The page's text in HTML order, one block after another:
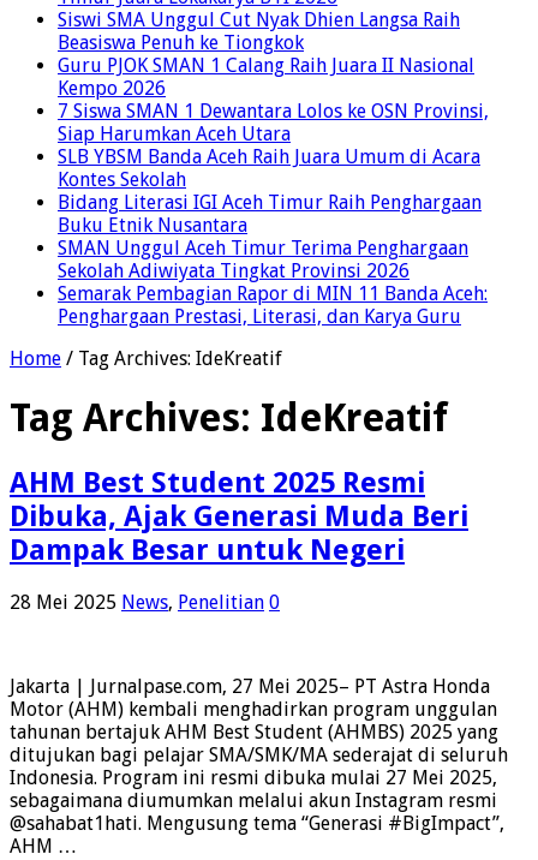
Siswi SMA Unggul Cut Nyak Dhien Langsa Raih
Beasiswa Penuh ke Tiongkok
Guru PJOK SMAN 1 Calang Raih Juara II Nasional
Kempo 2026
7 Siswa SMAN 1 Dewantara Lolos ke OSN Provinsi,
Siap Harumkan Aceh Utara
SLB YBSM Banda Aceh Raih Juara Umum di Acara
Kontes Sekolah
Bidang Literasi IGI Aceh Timur Raih Penghargaan
Buku Etnik Nusantara
SMAN Unggul Aceh Timur Terima Penghargaan
Sekolah Adiwiyata Tingkat Provinsi 2026
Semarak Pembagian Rapor di MIN 11 Banda Aceh:
Penghargaan Prestasi, Literasi, dan Karya Guru
Home / Tag Archives: IdeKreatif
Tag Archives: IdeKreatif
AHM Best Student 2025 Resmi
Dibuka, Ajak Generasi Muda Beri
Dampak Besar untuk Negeri
28 Mei 2025 News, Penelitian 0
Jakarta | Jurnalpase.com, 27 Mei 2025– PT Astra Honda
Motor (AHM) kembali menghadirkan program unggulan
tahunan bertajuk AHM Best Student (AHMBS) 2025 yang
ditujukan bagi pelajar SMA/SMK/MA sederajat di seluruh
Indonesia. Program ini resmi dibuka mulai 27 Mei 2025,
sebagaimana diumumkan melalui akun Instagram resmi
@sahabat1hati. Mengusung tema “Generasi #BigImpact”,
AHM …